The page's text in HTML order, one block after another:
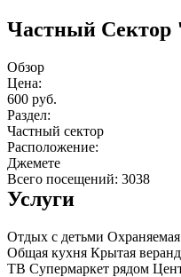
Частный
Обзор
Цена:
600 руб.
Раздел:
Частный сектор
Расположение:
Джемете
Всего посещений: 3038
Услуги
Отдых с детьми
Общая кухня Крытая
ТВ Супермаркет рядом